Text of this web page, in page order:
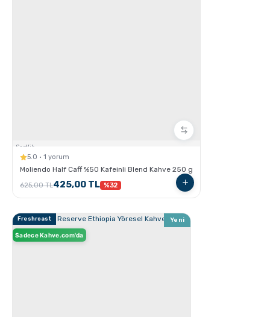
Sertlik:
5.0 · 1 yorum
Moliendo Half Caff %50 Kafeinli Blend Kahve 250 g
625,00 TL425,00 TL %32
Freshroast Yeni
Sadece Kahve.com'da